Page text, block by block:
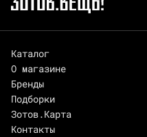
Каталог
О магазине
Бренды
Подборки
Зотов.Карта
Контакты